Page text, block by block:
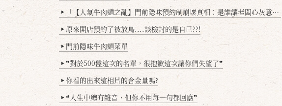
▶ 「【人氣牛肉麵之亂】門前隱味預約制崩壞真相：是誰讓老闆心灰意冷？」
▶ 原來開店預約了被放鳥....該檢討的是自己??!
▶ 門前隱味牛肉麵菜單
▶ ❞對於500盤這次的名單，很抱歉這次讓你們失望了❞
▶ 你看的出來這相片的含金量嗎?
▶ ❝人生中總有雜音，但你不用每一句都回應❞